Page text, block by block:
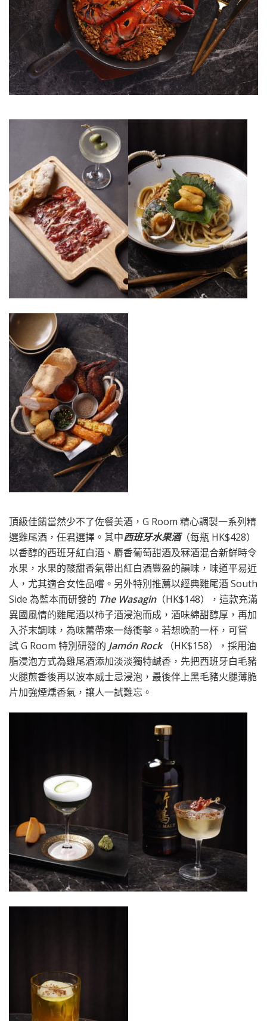
頂級佳餚當然少不了佐餐美酒，G Room 精心調製一系列精
選雞尾酒，任君選擇。其中西班牙水果酒（每瓶 HK$428）
以香醇的西班牙紅白酒、麝香葡萄甜酒及冧酒混合新鮮時令
水果，水果的酸甜香氣帶出紅白酒豐盈的韻味，味道平易近
人，尤其適合女性品嚐。另外特別推薦以經典雞尾酒 South
Side 為藍本而研發的 The Wasagin（HK$148），這款充滿
異國風情的雞尾酒以柿子酒浸泡而成，酒味綿甜醇厚，再加
入芥末調味，為味蕾帶來一絲衝擊。若想晚酌一杯，可嘗
試 G Room 特別研發的 Jamón Rock（HK$158），採用油
脂浸泡方式為雞尾酒添加淡淡獨特鹹香，先把西班牙白毛豬
火腿煎香後再以波本威士忌浸泡，最後伴上黑毛豬火腿薄脆
片加強煙燻香氣，讓人一試難忘。